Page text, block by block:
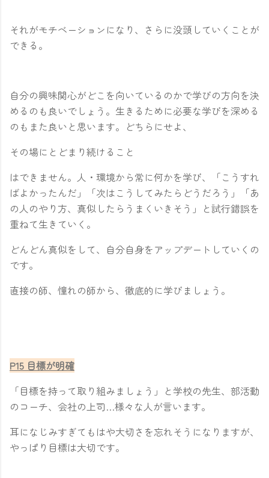
それがモチベーションになり、さらに没頭していくことが
できる。
自分の興味関心がどこを向いているのかで学びの方向を決
めるのも良いでしょう。生きるために必要な学びを深める
のもまた良いと思います。どちらにせよ、
その場にとどまり続けること
はできません。人・環境から常に何かを学び、「こうすれ
ばよかったんだ」「次はこうしてみたらどうだろう」「あ
の人のやり方、真似したらうまくいきそう」と試行錯誤を
重ねて生きていく。
どんどん真似をして、自分自身をアップデートしていくの
です。
直接の師、憧れの師から、徹底的に学びましょう。
P15 目標が明確
「目標を持って取り組みましょう」と学校の先生、部活動
のコーチ、会社の上司…様々な人が言います。
耳になじみすぎてもはや大切さを忘れそうになりますが、
やっぱり目標は大切です。